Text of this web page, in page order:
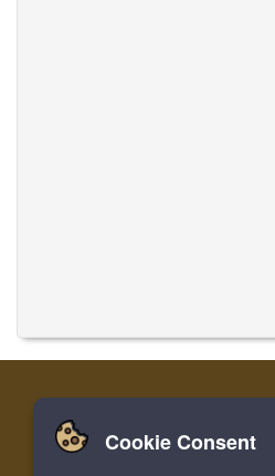
집 로그인 레지스터
Cookie Consent